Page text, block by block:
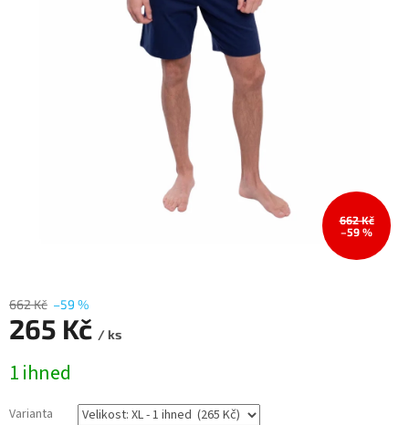
662 Kč
–59 %
662 Kč –59 %
265 Kč / ks
cena:
1 ihned
Varianta